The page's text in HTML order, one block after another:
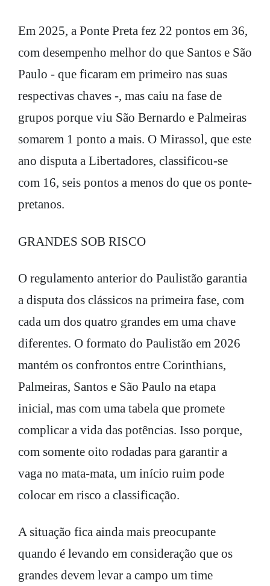
Em 2025, a Ponte Preta fez 22 pontos em 36,
com desempenho melhor do que Santos e São
Paulo - que ficaram em primeiro nas suas
respectivas chaves -, mas caiu na fase de
grupos porque viu São Bernardo e Palmeiras
somarem 1 ponto a mais. O Mirassol, que este
ano disputa a Libertadores, classificou-se
com 16, seis pontos a menos do que os ponte-
pretanos.
GRANDES SOB RISCO
O regulamento anterior do Paulistão garantia
a disputa dos clássicos na primeira fase, com
cada um dos quatro grandes em uma chave
diferentes. O formato do Paulistão em 2026
mantém os confrontos entre Corinthians,
Palmeiras, Santos e São Paulo na etapa
inicial, mas com uma tabela que promete
complicar a vida das potências. Isso porque,
com somente oito rodadas para garantir a
vaga no mata-mata, um início ruim pode
colocar em risco a classificação.
A situação fica ainda mais preocupante
quando é levando em consideração que os
grandes devem levar a campo um time